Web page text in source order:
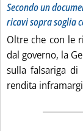
Secondo un
ricavi sopra soglia
Oltre che con le
dal governo, la
sulla falsariga
rendita